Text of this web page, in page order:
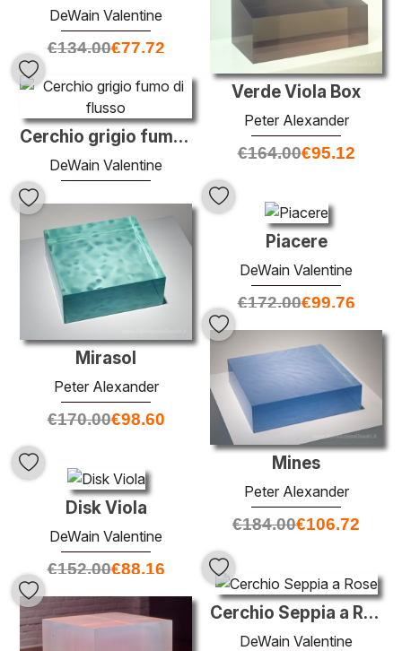
DeWain Valentine
€134.00€77.72
Verde Viola Box
Peter Alexander
€164.00€95.12
Cerchio grigio fumo di flusso
DeWain Valentine
Piacere
DeWain Valentine
€172.00€99.76
Mirasol
Peter Alexander
€170.00€98.60
Mines
Peter Alexander
€184.00€106.72
Disk Viola
DeWain Valentine
€152.00€88.16
Cerchio Seppia a Rose
DeWain Valentine